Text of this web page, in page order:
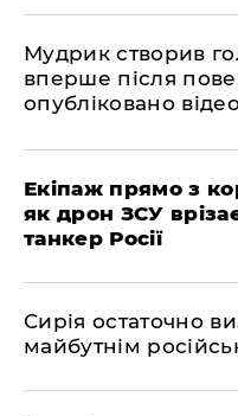
Мудрик створив
вперше після
опубліковано відео
Екіпаж прямо з
як дрон ЗСУ
танкер Росії
Сирія остаточно
майбутнім